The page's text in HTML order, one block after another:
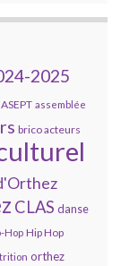
2025
ASEPT assemblée
brico acteurs
CLAS danse
Hop Hip Hop
orthez